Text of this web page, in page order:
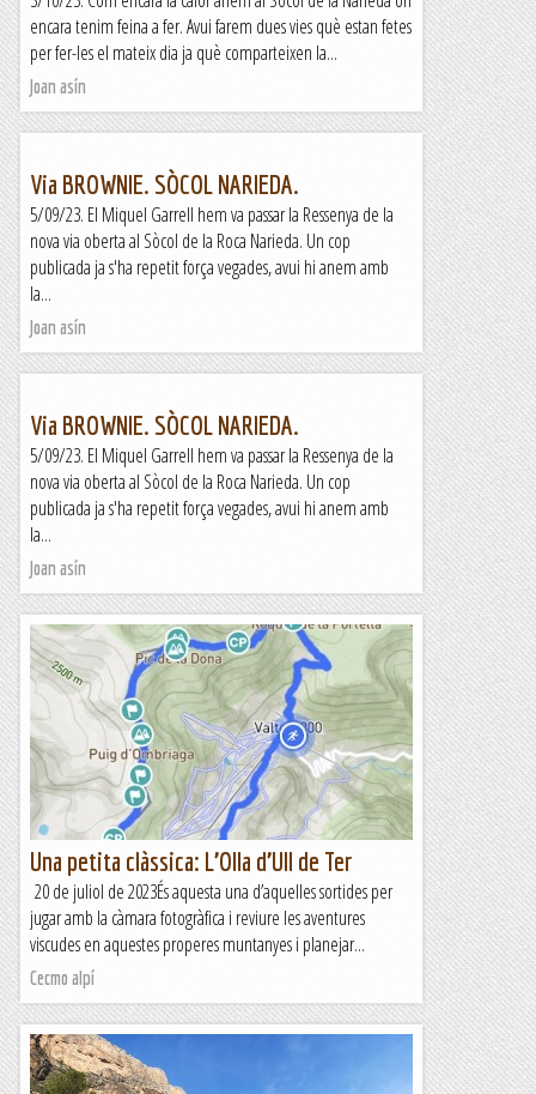
encara tenim feina a fer. Avui farem dues vies què estan fetes
per fer-les el mateix dia ja què comparteixen la...
Joan asín
Via BROWNIE. SÒCOL NARIEDA.
5/09/23. El Miquel Garrell hem va passar la Ressenya de la
nova via oberta al Sòcol de la Roca Narieda. Un cop
publicada ja s'ha repetit força vegades, avui hi anem amb
la...
Joan asín
Via BROWNIE. SÒCOL NARIEDA.
5/09/23. El Miquel Garrell hem va passar la Ressenya de la
nova via oberta al Sòcol de la Roca Narieda. Un cop
publicada ja s'ha repetit força vegades, avui hi anem amb
la...
Joan asín
Una petita clàssica: L’Olla d’Ull de Ter
20 de juliol de 2023És aquesta una d’aquelles sortides per
jugar amb la càmara fotogràfica i reviure les aventures
viscudes en aquestes properes muntanyes i planejar...
Cecmo alpí